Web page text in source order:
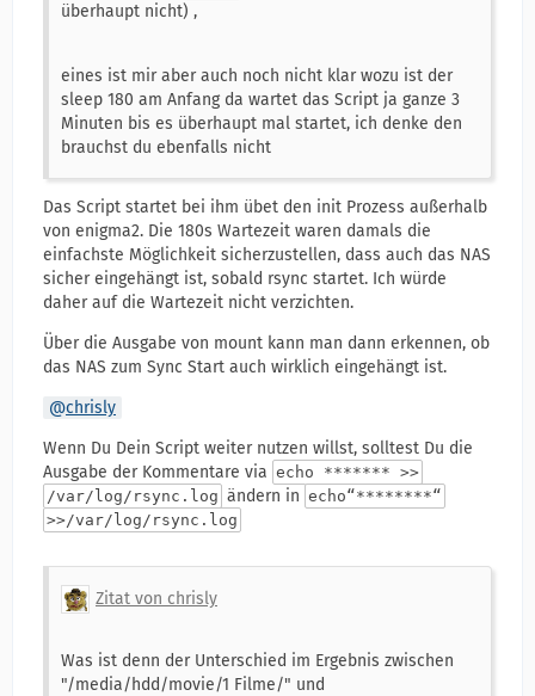
überhaupt nicht) ,
eines ist mir aber auch noch nicht klar wozu ist der
sleep 180 am Anfang da wartet das Script ja ganze 3
Minuten bis es überhaupt mal startet, ich denke den
brauchst du ebenfalls nicht
Das Script startet bei ihm übet den init Prozess außerhalb
von enigma2. Die 180s Wartezeit waren damals die
einfachste Möglichkeit sicherzustellen, dass auch das NAS
sicher eingehängt ist, sobald rsync startet. Ich würde
daher auf die Wartezeit nicht verzichten.
Über die Ausgabe von mount kann man dann erkennen, ob
das NAS zum Sync Start auch wirklich eingehängt ist.
chrisly
Wenn Du Dein Script weiter nutzen willst, solltest Du die
Ausgabe der Kommentare via echo ******* >>
/var/log/rsync.log ändern in echo“********“
>>/var/log/rsync.log
Zitat von chrisly
Was ist denn der Unterschied im Ergebnis zwischen
"/media/hdd/movie/1 Filme/" und